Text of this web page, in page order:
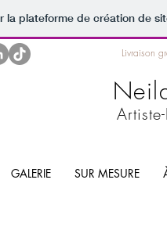
la plateforme de création de
Livraison
GALERIE SUR MESURE